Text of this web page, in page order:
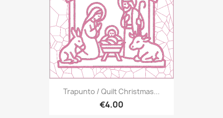
Trapunto / Quilt Christmas...
€4.00